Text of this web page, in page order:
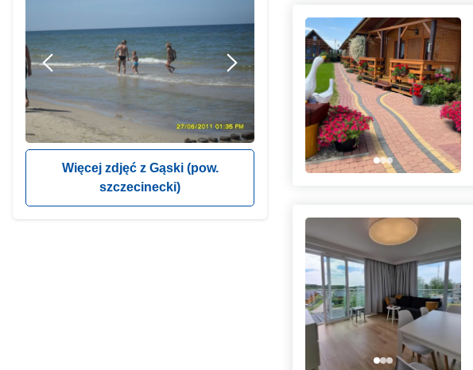
Więcej zdjęć z Gąski (pow.
szczecinecki)